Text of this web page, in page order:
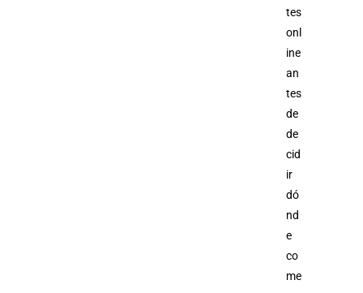
tes
onl
ine
an
tes
de
de
cid
ir
dó
nd
e
co
me